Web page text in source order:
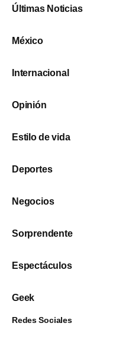
Últimas Noticias
México
Internacional
Opinión
Estilo de vida
Deportes
Negocios
Sorprendente
Espectáculos
Geek
Redes Sociales